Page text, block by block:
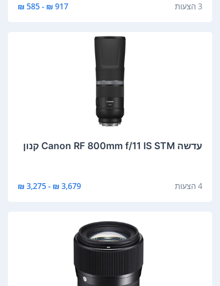
3 הצעות 917 ₪ - 585 ₪
‏עדשה Canon RF 800mm f/11 IS STM קנון
4 הצעות 3,679 ₪ - 3,275 ₪